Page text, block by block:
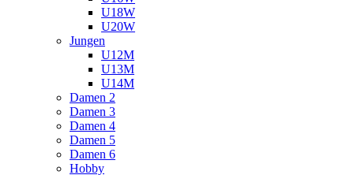
U18W
U20W
Jungen
U12M
U13M
U14M
Damen 2
Damen 3
Damen 4
Damen 5
Damen 6
Hobby